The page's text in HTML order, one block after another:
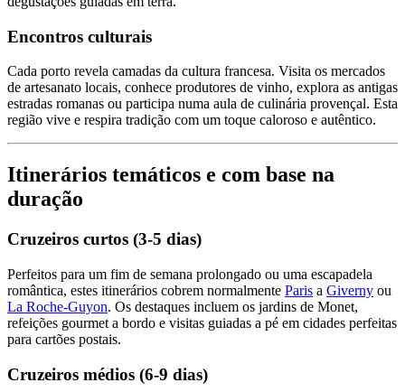
Encontros culturais
Cada porto revela camadas da cultura francesa. Visita os mercados
de artesanato locais, conhece produtores de vinho, explora as antigas
estradas romanas ou participa numa aula de culinária provençal. Esta
região vive e respira tradição com um toque caloroso e autêntico.
Itinerários temáticos e com base na
duração
Cruzeiros curtos (3-5 dias)
Perfeitos para um fim de semana prolongado ou uma escapadela
romântica, estes itinerários cobrem normalmente Paris a Giverny ou
La Roche-Guyon. Os destaques incluem os jardins de Monet,
refeições gourmet a bordo e visitas guiadas a pé em cidades perfeitas
para cartões postais.
Cruzeiros médios (6-9 dias)